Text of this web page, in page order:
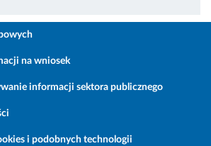
na wniosek
informacji sektora publicznego
i podobnych technologii